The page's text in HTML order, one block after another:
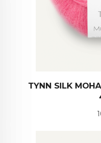
TYNN SILK